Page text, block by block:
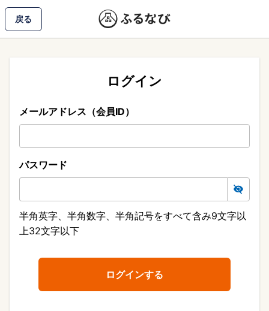
戻る
ログイン
メールアドレス（会員ID）
パスワード
半角英字、半角数字、半角記号をすべて含み9文字以
上32文字以下